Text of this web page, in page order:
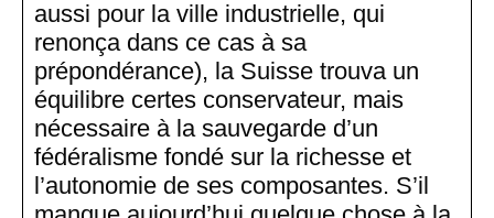
aussi pour la ville industrielle, qui
renonça dans ce cas à sa
prépondérance), la Suisse trouva un
équilibre certes conservateur, mais
nécessaire à la sauvegarde d’un
fédéralisme fondé sur la richesse et
l’autonomie de ses composantes. S’il